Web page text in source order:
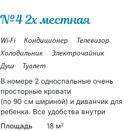
№4 2х местная
Wi-Fi Кондиционер
Телевизор
Холодильник
Электрочайник
Душ
Туалет
В номере 2 односпальные очень
просторные кровати
(по 90 см шириной) и диванчик для
ребенка. Все удобства внутри
Площадь
18 м2